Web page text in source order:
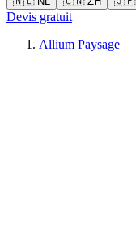
Devis gratuit
Allium Paysage